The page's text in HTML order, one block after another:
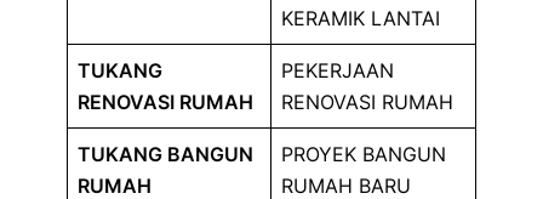
KERAMIK LANTAI
TUKANG
RENOVASI RUMAH
PEKERJAAN
RENOVASI RUMAH
TUKANG BANGUN
RUMAH
PROYEK BANGUN
RUMAH BARU